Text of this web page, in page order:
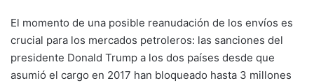
El momento de una posible reanudación de los envíos es
crucial para los mercados petroleros: las sanciones del
presidente Donald Trump a los dos países desde que
asumió el cargo en 2017 han bloqueado hasta 3 millones